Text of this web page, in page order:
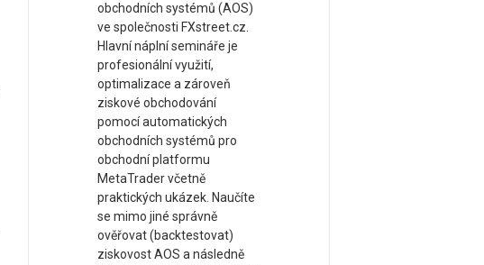
obchodních systémů (AOS)
ve společnosti FXstreet.cz.
Hlavní náplní semináře je
profesionální využití,
optimalizace a zároveň
ziskové obchodování
pomocí automatických
obchodních systémů pro
obchodní platformu
MetaTrader včetně
praktických ukázek. Naučíte
se mimo jiné správně
ověřovat (backtestovat)
ziskovost AOS a následně